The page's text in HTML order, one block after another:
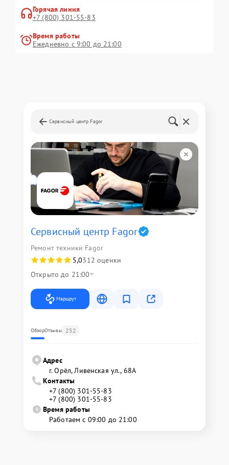
Горячая линия
+7 (800) 301-55-83
Время работы
Ежедневно с 9:00 до 21:00
Сервисный центр Fagor
Сервисный центр Fagor
Ремонт техники Fagor
5,0312 оценки
Открыто до 21:00
Маршрут
ОбзорОтзывы 252
Адрес
г. Орёл, Ливенская ул., 68А
Контакты
+7 (800) 301-55-83
+7 (800) 301-55-83
Время работы
Работаем с 09:00 до 21:00